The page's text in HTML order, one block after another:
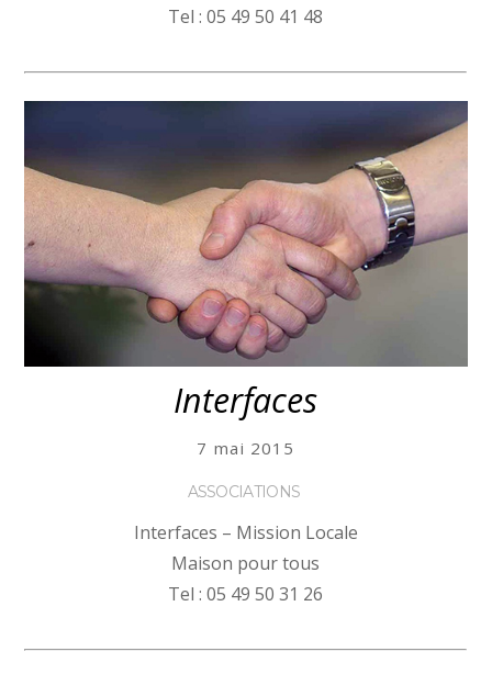
Tel : 05 49 50 41 48
Interfaces
7 mai 2015
ASSOCIATIONS
Interfaces – Mission Locale
Maison pour tous
Tel : 05 49 50 31 26